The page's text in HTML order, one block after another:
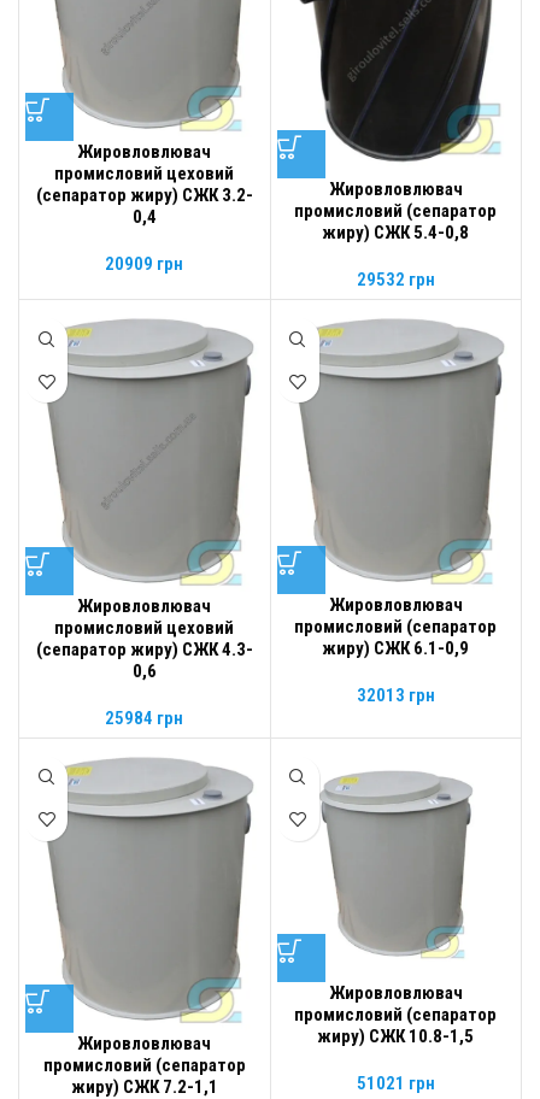
Жировловлювач
промисловий цеховий
(сепаратор жиру) СЖК 3.2-
0,4
20909 грн
Жировловлювач
промисловий (сепаратор
жиру) СЖК 5.4-0,8
29532 грн
Жировловлювач
промисловий цеховий
(сепаратор жиру) СЖК 4.3-
0,6
25984 грн
Жировловлювач
промисловий (сепаратор
жиру) СЖК 6.1-0,9
32013 грн
Жировловлювач
промисловий (сепаратор
жиру) СЖК 7.2-1,1
Жировловлювач
промисловий (сепаратор
жиру) СЖК 10.8-1,5
51021 грн